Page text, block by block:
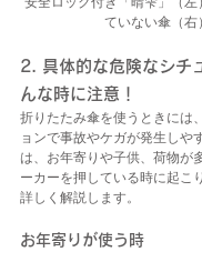
ていない傘（右
2. 具体的な危険なシチ
んな時に注意！
折りたたみ傘を使うときには
ョンで事故やケガが発生しや
は、お年寄りや子供、荷物が
ーカーを押している時に起こ
詳しく解説します。
お年寄りが使う時